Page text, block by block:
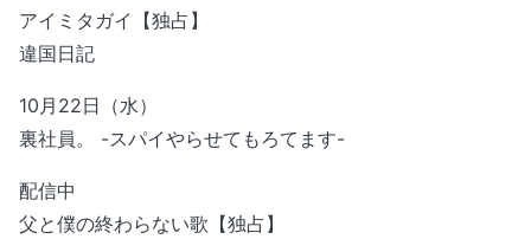
アイミタガイ【独占】
違国日記
10月22日（水）
裏社員。 -スパイやらせてもろてます-
配信中
父と僕の終わらない歌【独占】